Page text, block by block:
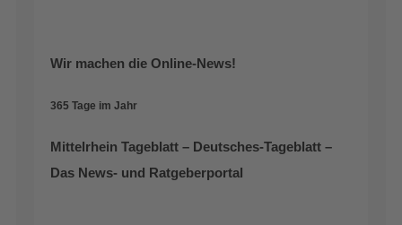
Wir machen die Online-News!
365 Tage im Jahr
Mittelrhein Tageblatt – Deutsches-Tageblatt –
Das News- und Ratgeberportal